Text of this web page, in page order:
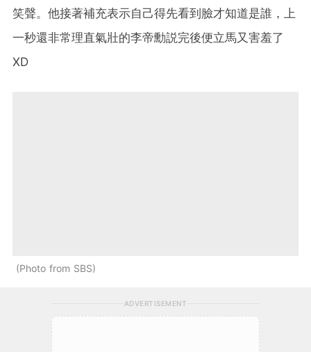
笑聲。他接著補充表示自己得先看到臉才知道是誰，上
一秒還非常理直氣壯的李帝勳説完後便立馬又害羞了
XD
Photo from SBS
ADVERTISEMENT